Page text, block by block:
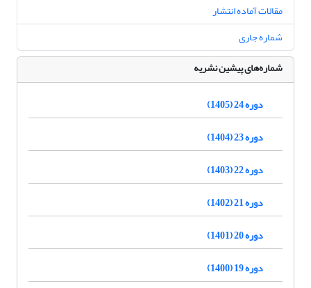
مقالات آماده انتشار
شماره جاری
شماره‌های پیشین نشریه
دوره 24 (1405)
دوره 23 (1404)
دوره 22 (1403)
دوره 21 (1402)
دوره 20 (1401)
دوره 19 (1400)